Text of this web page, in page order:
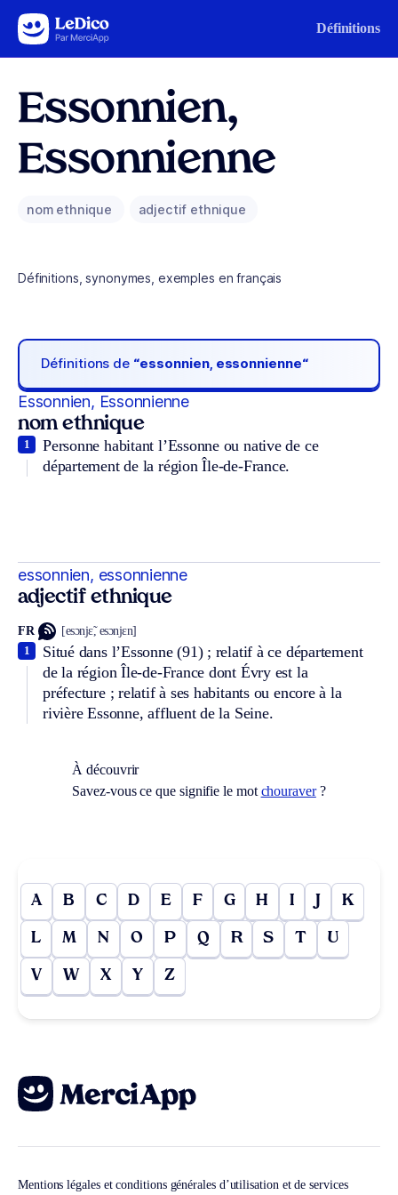
Aller au contenu Définitions
Essonnien,
Essonnienne
nom ethnique adjectif ethnique
Définitions, synonymes, exemples en français
Définitions de “essonnien, essonnienne“
Essonnien, Essonnienne
nom ethnique
Personne habitant l’Essonne ou native de ce
département de la région Île-de-France.
1
essonnien, essonnienne
adjectif ethnique
FR [esɔnjɛ̃, esɔnjɛn]
Situé dans l’Essonne (91) ; relatif à ce département
de la région Île-de-France dont Évry est la
préfecture ; relatif à ses habitants ou encore à la
rivière Essonne, affluent de la Seine.
1
À découvrir
Savez-vous ce que signifie le mot chouraver?
A B C D E F G H I J K
L M N O P Q R S T U
V W X Y Z
Mentions légales et conditions générales d’utilisation et de services